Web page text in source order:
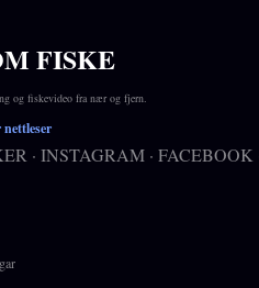
FISKE
og fiskevideo fra nær og fjern.
INSTAGRAM FACEBOOK